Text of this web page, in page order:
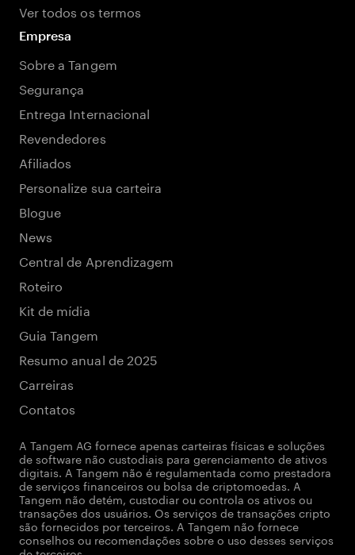
Ver todos os termos
Empresa
Sobre a Tangem
Segurança
Entrega Internacional
Revendedores
Afiliados
Personalize sua carteira
Blogue
News
Central de Aprendizagem
Roteiro
Kit de mídia
Guia Tangem
Resumo anual de 2025
Carreiras
Contatos
A Tangem AG fornece apenas carteiras físicas e soluções
de software não custodiais para gerenciamento de ativos
digitais. A Tangem não é regulamentada como prestadora
de serviços financeiros ou bolsa de criptomoedas. A
Tangem não detém, custodiar ou controla os ativos ou
transações dos usuários. Os serviços de transações cripto
são fornecidos por terceiros. A Tangem não fornece
conselhos ou recomendações sobre o uso desses serviços